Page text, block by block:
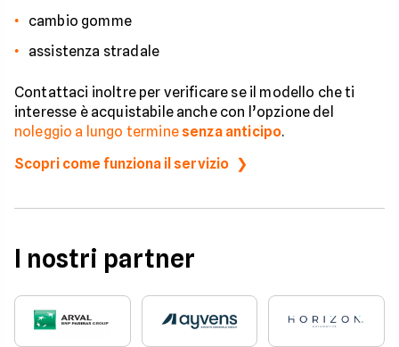
cambio gomme
assistenza stradale
Contattaci inoltre per verificare se il modello che ti
interesse è acquistabile anche con l’opzione del
noleggio a lungo termine senza anticipo.
Scopri come funziona il servizio
I nostri partner